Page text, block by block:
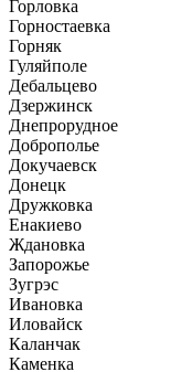
Горловка
Горностаевка
Горняк
Гуляйполе
Дебальцево
Дзержинск
Днепрорудное
Доброполье
Докучаевск
Донецк
Дружковка
Енакиево
Ждановка
Запорожье
Зугрэс
Ивановка
Иловайск
Каланчак
Каменка